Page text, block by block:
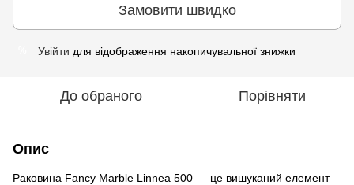
Замовити швидко
Увійти для відображення накопичувальної знижки
До обраного Порівняти
Опис
Раковина Fancy Marble Linnea 500 — це вишуканий елемент